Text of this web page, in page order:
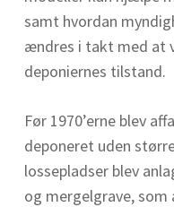
samt hvordan
ændres i takt med at
deponiernes tilstand.
Før 1970’erne blev
deponeret uden
lossepladser blev
og mergelgrave, som